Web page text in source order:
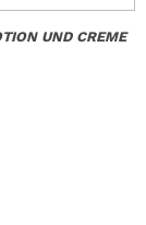
UND CREME